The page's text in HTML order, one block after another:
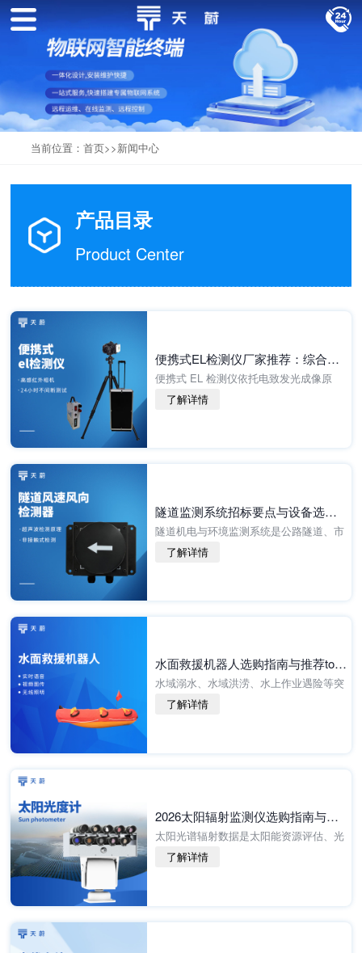
当前位置： 首页>>新闻中心
产品目录
Product Center
便携式EL检测仪厂家推荐：综合实力与口碑兼具的2家
便携式 EL 检测仪依托电致发光成像原
理，直观识别光伏组件隐裂、断栅、虚
焊、碎片、PID 衰减等内部缺陷，广泛应
了解详情
隧道监测系统招标要点与设备选型建议
隧道机电与环境监测系统是公路隧道、市
政隧道安全运营管控的核心组成部分，实
时采集隧道内风速风向、CO 浓度、能见
了解详情
水面救援机器人选购指南与推荐top榜单
水域溺水、水域洪涝、水上作业遇险等突
发事故具有随机性强、救援窗口期短、人
了解详情
2026太阳辐射监测仪选购指南与推荐，实测靠谱！
太阳光谱辐射数据是太阳能资源评估、光
伏电站效能分析、气象科研、大气环境监
测、农业光合研究的核心基础数据。传统
了解详情